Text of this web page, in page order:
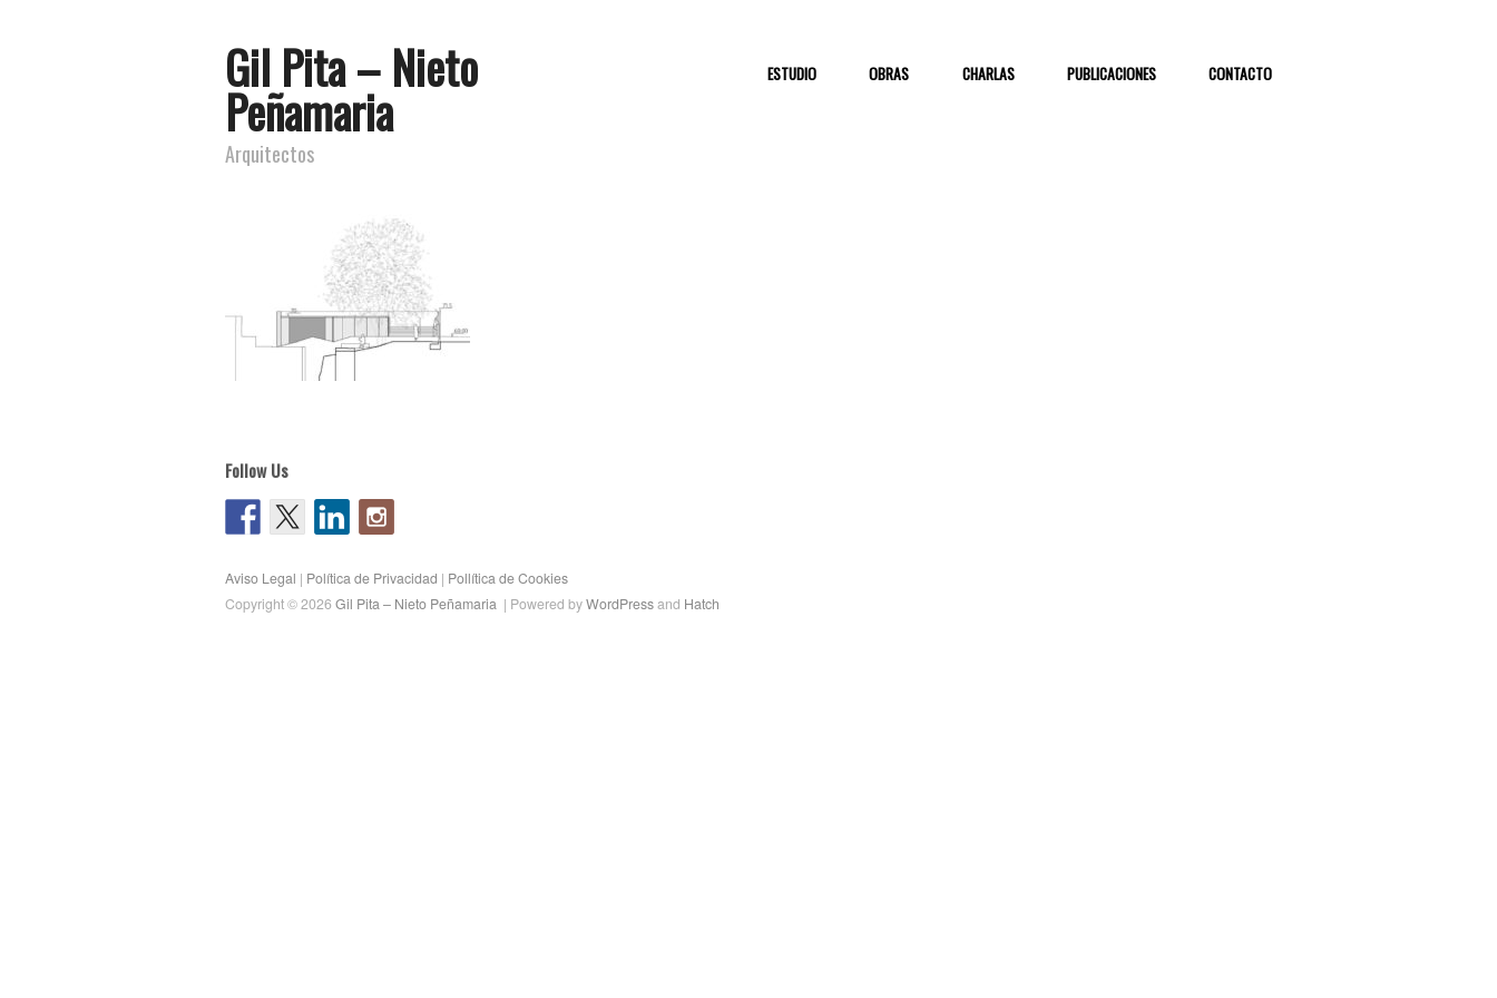
Gil Pita – Nieto
Peñamaria
Arquitectos
ESTUDIO OBRAS CHARLAS PUBLICACIONES CONTACTO
Follow Us
Aviso Legal | Política de Privacidad | Pollítica de Cookies
Copyright © 2026 Gil Pita – Nieto Peñamaria | Powered byWordPressand Hatch